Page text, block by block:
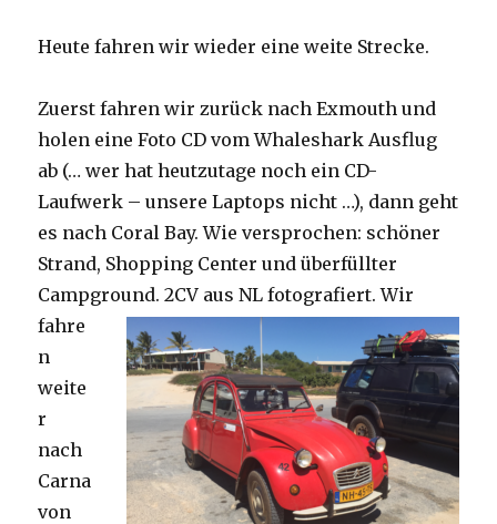
Heute fahren wir wieder eine weite Strecke.
Zuerst fahren wir zurück nach Exmouth und
holen eine Foto CD vom Whaleshark Ausflug
ab (… wer hat heutzutage noch ein CD-
Laufwerk – unsere Laptops nicht …), dann geht
es nach Coral Bay. Wie versprochen: schöner
Strand, Shopping Center und überfüllter
Campground.2CV aus NL fotografiert. Wir
fahre
n
weite
r
nach
Carna
von